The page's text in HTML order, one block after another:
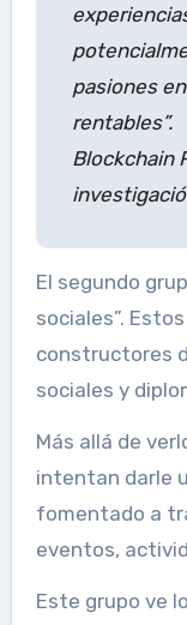
pasiones
rentables”.
Blockchain
El segundo
sociales”.
constructores
sociales y
Más allá de
intentan darle
fomentado a
eventos,
Este grupo ve